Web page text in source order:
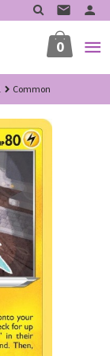
0
Common